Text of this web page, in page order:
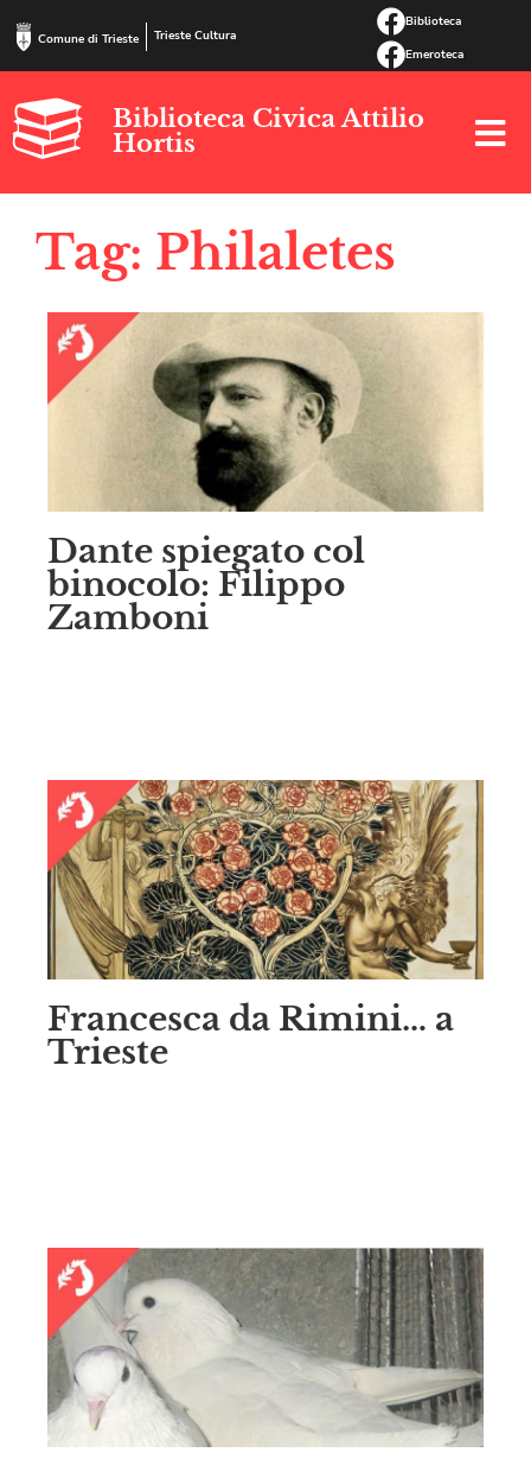
Comune di Trieste Trieste Cultura
Biblioteca
Emeroteca
Biblioteca Civica Attilio
Hortis
Tag: Philaletes
Dante spiegato col
binocolo: Filippo
Zamboni
Francesca da Rimini… a
Trieste